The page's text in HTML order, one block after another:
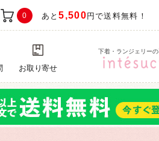
0 あと5,500 円で送料無料！
お取り寄せ
下着・ランジェリー